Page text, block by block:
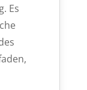
Es